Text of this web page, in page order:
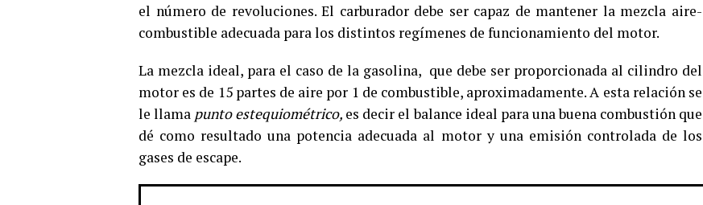
el número de revoluciones. El carburador debe ser capaz de mantener la mezcla aire-
combustible adecuada para los distintos regímenes de funcionamiento del motor.
La mezcla ideal, para el caso de la gasolina, que debe ser proporcionada al cilindro del
motor es de 15 partes de aire por 1 de combustible, aproximadamente. A esta relación se
le llama punto estequiométrico, es decir el balance ideal para una buena combustión que
dé como resultado una potencia adecuada al motor y una emisión controlada de los
gases de escape.